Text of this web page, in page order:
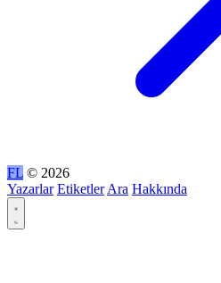
FL © 2026
Yazarlar Etiketler Ara Hakkında